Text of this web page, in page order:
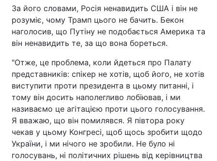
За його словами, Росія ненавидить США і він не
розуміє, чому Трамп цього не бачить. Бекон
наголосив, що Путіну не подобається Америка та
він ненавидить те, за що вона бореться.
"Отже, це проблема, коли йдеться про Палату
представників: спікер не хотів, щоб його, не хотів
виступити проти президента в цьому питанні, і
тому він досить наполегливо лобіював, і ми
називаємо це агітацією проти цього голосування.
Я вважаю, що він помилявся. Я півтора року
чекав у цьому Конгресі, щоб щось зробити щодо
України, і ми нічого не зробили. Не було ні
голосувань, ні політичних рішень від керівництва